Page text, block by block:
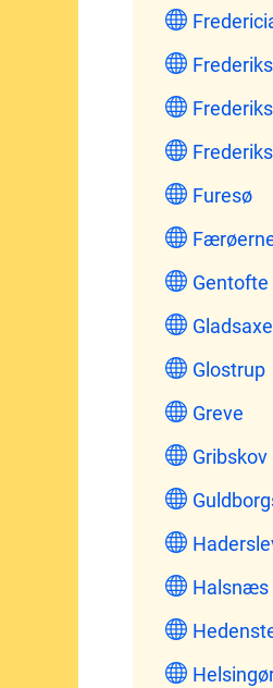
Furesø
Gentofte
Gladsaxe
Glostrup
Greve
Gribskov
Halsnæs